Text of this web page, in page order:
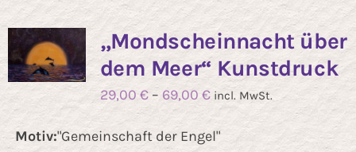
Kontakt
„Mondscheinnacht über
dem Meer“ Kunstdruck
29,00 €– 69,00 € incl. MwSt.
Motiv:"Gemeinschaft der Engel"